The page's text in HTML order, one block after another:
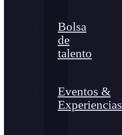
Bolsa
de
talento
Eventos &
Experiencias